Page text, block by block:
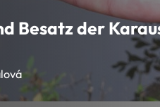
Besatz der